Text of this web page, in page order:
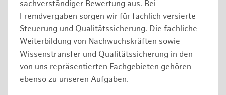
sachverständiger Bewertung aus. Bei
Fremdvergaben sorgen wir für fachlich versierte
Steuerung und Qualitätssicherung. Die fachliche
Weiterbildung von Nachwuchskräften sowie
Wissenstransfer und Qualitätssicherung in den
von uns repräsentierten Fachgebieten gehören
ebenso zu unseren Aufgaben.